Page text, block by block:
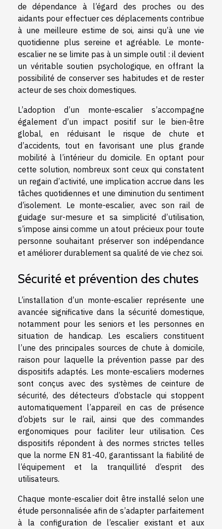
de dépendance à l’égard des proches ou des
aidants pour effectuer ces déplacements contribue
à une meilleure estime de soi, ainsi qu’à une vie
quotidienne plus sereine et agréable. Le monte-
escalier ne se limite pas à un simple outil : il devient
un véritable soutien psychologique, en offrant la
possibilité de conserver ses habitudes et de rester
acteur de ses choix domestiques.
L’adoption d’un monte-escalier s’accompagne
également d’un impact positif sur le bien-être
global, en réduisant le risque de chute et
d’accidents, tout en favorisant une plus grande
mobilité à l’intérieur du domicile. En optant pour
cette solution, nombreux sont ceux qui constatent
un regain d’activité, une implication accrue dans les
tâches quotidiennes et une diminution du sentiment
d’isolement. Le monte-escalier, avec son rail de
guidage sur-mesure et sa simplicité d’utilisation,
s’impose ainsi comme un atout précieux pour toute
personne souhaitant préserver son indépendance
et améliorer durablement sa qualité de vie chez soi.
Sécurité et prévention des chutes
L’installation d’un monte-escalier représente une
avancée significative dans la sécurité domestique,
notamment pour les seniors et les personnes en
situation de handicap. Les escaliers constituent
l’une des principales sources de chute à domicile,
raison pour laquelle la prévention passe par des
dispositifs adaptés. Les monte-escaliers modernes
sont conçus avec des systèmes de ceinture de
sécurité, des détecteurs d’obstacle qui stoppent
automatiquement l’appareil en cas de présence
d’objets sur le rail, ainsi que des commandes
ergonomiques pour faciliter leur utilisation. Ces
dispositifs répondent à des normes strictes telles
que la norme EN 81-40, garantissant la fiabilité de
l’équipement et la tranquillité d’esprit des
utilisateurs.
Chaque monte-escalier doit être installé selon une
étude personnalisée afin de s’adapter parfaitement
à la configuration de l’escalier existant et aux